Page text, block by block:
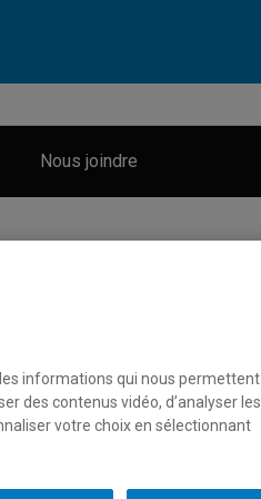
Nous joindre
informations qui nous permettent
des contenus vidéo, d’analyser les
votre choix en sélectionnant